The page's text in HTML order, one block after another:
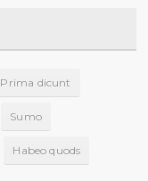
Prima dicunt
Sumo
Habeo quods